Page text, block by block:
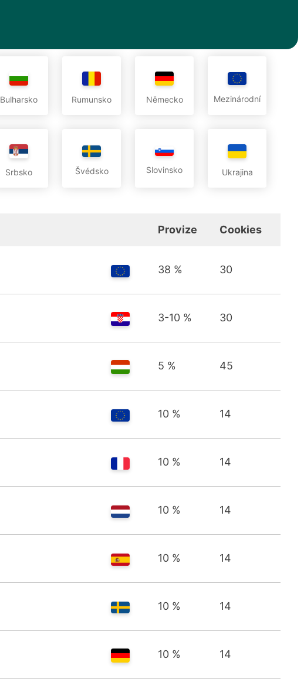
Bulharsko Rumunsko Německo Mezinárodní
Srbsko Švédsko Slovinsko Ukrajina
Provize Cookies
38 % 30
3-10 % 30
5 % 45
10 % 14
10 % 14
10 % 14
10 % 14
10 % 14
10 % 14